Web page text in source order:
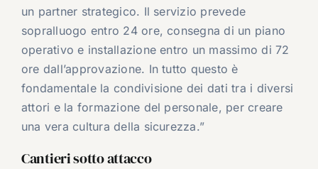
un partner strategico. Il servizio prevede
sopralluogo entro 24 ore, consegna di un piano
operativo e installazione entro un massimo di 72
ore dall’approvazione. In tutto questo è
fondamentale la condivisione dei dati tra i diversi
attori e la formazione del personale, per creare
una vera cultura della sicurezza.”
Cantieri sotto attacco